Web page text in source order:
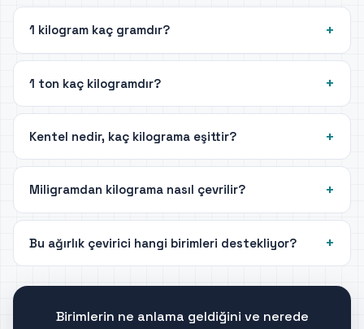
1 kilogram kaç gramdır?
1 ton kaç kilogramdır?
Kentel nedir, kaç kilograma eşittir?
Miligramdan kilograma nasıl çevrilir?
Bu ağırlık çevirici hangi birimleri destekliyor?
Birimlerin ne anlama geldiğini ve nerede